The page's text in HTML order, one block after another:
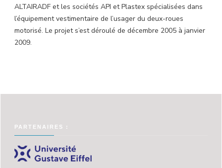
ALTAIRADF et les sociétés API et Plastex spécialisées dans
l’équipement vestimentaire de l’usager du deux-roues
motorisé. Le projet s’est déroulé de décembre 2005 à janvier
2009.
PARTENAIRES :